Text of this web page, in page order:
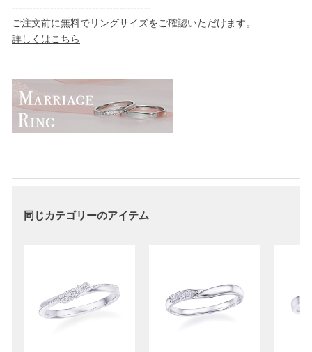
----------------------------------------
ご注文前に無料でリングサイズをご確認いただけます。
詳しくはこちら
同じカテゴリーのアイテム